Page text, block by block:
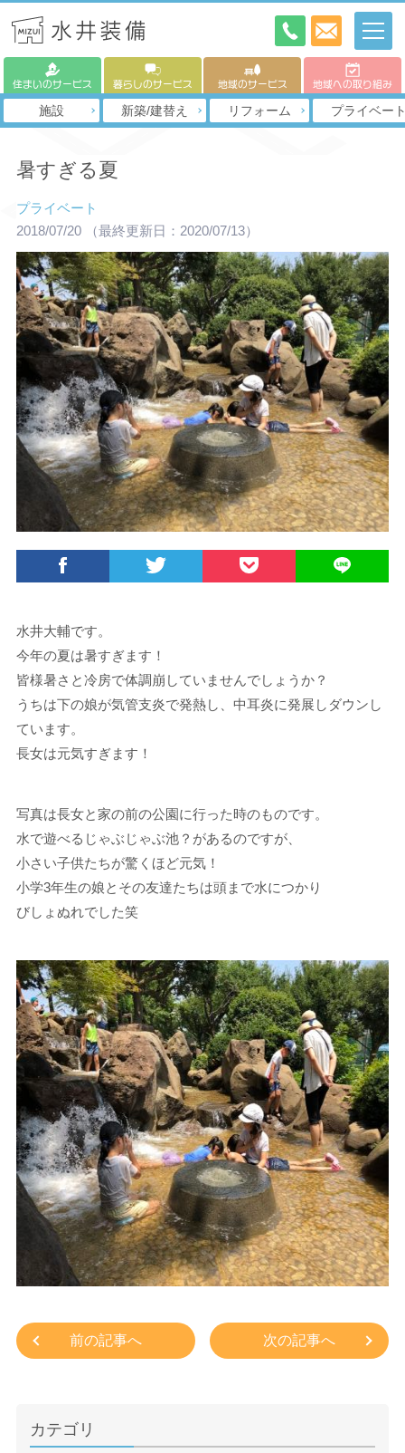
住まいのサービス 暮らしのサービス 地域のサービス 地域への取り組み
施設 新築/建替え リフォーム プライベー
暑すぎる夏
プライベート
2018/07/20
（最終更新日：2020/07/13）
水井大輔です。
今年の夏は暑すぎます！
皆様暑さと冷房で体調崩していませんでしょうか？
うちは下の娘が気管支炎で発熱し、中耳炎に発展しダウンし
ています。
長女は元気すぎます！
写真は長女と家の前の公園に行った時のものです。
水で遊べるじゃぶじゃぶ池？があるのですが、
小さい子供たちが驚くほど元気！
小学3年生の娘とその友達たちは頭まで水につかり
びしょぬれでした笑
前の記事へ 次の記事へ
カテゴリ